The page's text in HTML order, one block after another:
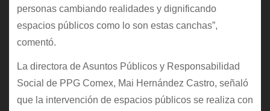
personas cambiando realidades y dignificando
espacios públicos como lo son estas canchas”,
comentó.
La directora de Asuntos Públicos y Responsabilidad
Social de PPG Comex, Mai Hernández Castro, señaló
que la intervención de espacios públicos se realiza con